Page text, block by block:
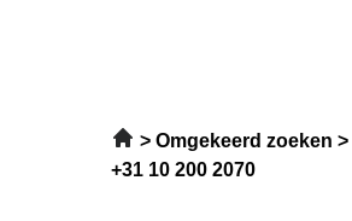
Omgekeerd zoeken
+31 10 200 2070